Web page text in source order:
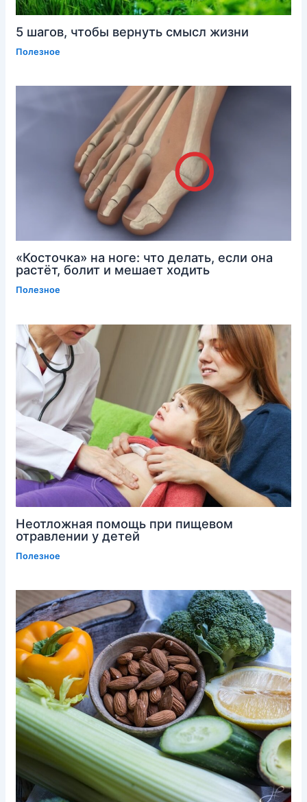
5 шагов, чтобы вернуть смысл жизни
Полезное
«Косточка» на ноге: что делать, если она
растёт, болит и мешает ходить
Полезное
Неотложная помощь при пищевом
отравлении у детей
Полезное